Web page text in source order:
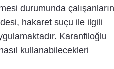
durumunda çalışanların
hakaret suçu ile ilgili
Karanfiloğlu
kullanabilecekleri